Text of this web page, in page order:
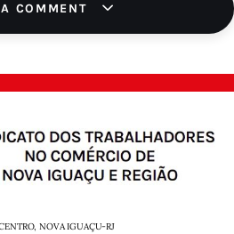
COMMENT
NOVA IGUAÇU-RJ